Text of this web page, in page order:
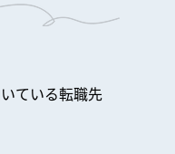
ーている転職先